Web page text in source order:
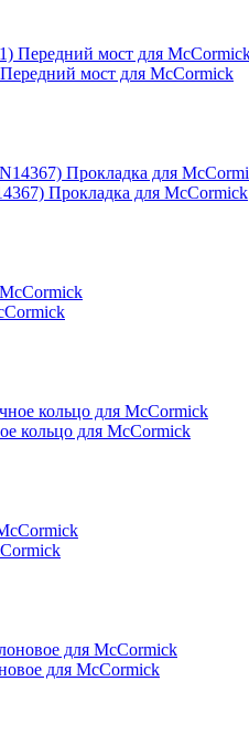
мост для McCormick
Прокладка для McCormick
кольцо для McCormick
для McCormick